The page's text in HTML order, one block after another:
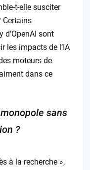
t-elle susciter
Certains
d’OpenAI sont
les impacts de l’IA
moteurs de
dans ce
sans
?
à la recherche »,